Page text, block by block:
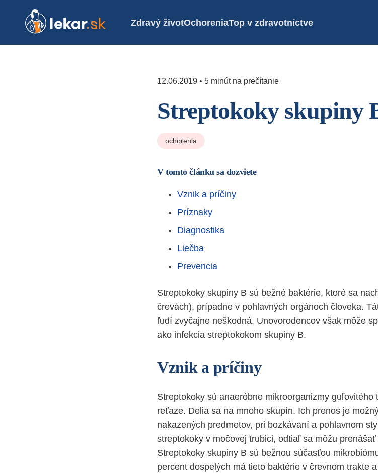
Zdravý životOchoreniaTop v zdravotníctve
12.06.2019 • 5 minút na prečítanie
Streptokoky skupiny
ochorenia
V tomto článku sa dozviete
Vznik a príčiny
Príznaky
Diagnostika
Liečba
Prevencia
Streptokoky skupiny B sú bežné baktérie, ktoré sa
črevách), prípadne v pohlavných orgánoch človeka.
ľudí zvyčajne neškodná. Unovorodencov však môže
ako infekcia streptokokom skupiny B.
Vznik a príčiny
Streptokoky sú anaeróbne mikroorganizmy
reťaze. Delia sa na mnoho skupín. Ich prenos je
nakazených predmetov, pri bozkávaní a pohlavnom
streptokoky v močovej trubici, odtiaľ sa môžu
Streptokoky skupiny B sú bežnou súčasťou
percent dospelých má tieto baktérie v črevnom trakte